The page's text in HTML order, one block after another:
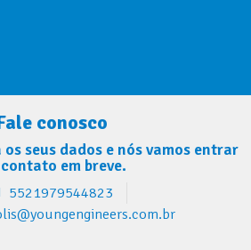
conosco
seus dados e nós vamos entrar
em breve.
5521979544823